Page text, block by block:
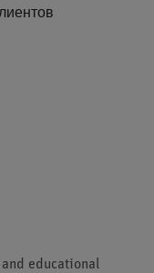
educational